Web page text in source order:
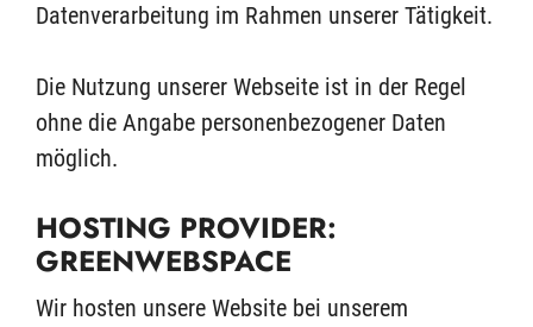
Datenverarbeitung im Rahmen unserer Tätigkeit.
Die Nutzung unserer Webseite ist in der Regel
ohne die Angabe personenbezogener Daten
möglich.
HOSTING PROVIDER:
GREENWEBSPACE
Wir hosten unsere Website bei unserem